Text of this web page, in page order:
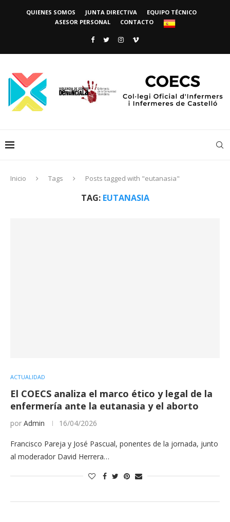
QUIENES SOMOS JUNTA DIRECTIVA
EQUIPO TÉCNICO
ASESOR PERSONAL
CONTACTO
Inicio Tags Posts tagged with "eutanasia"
TAG: EUTANASIA
ACTUALIDAD
El COECS analiza el marco ético y legal de la
enfermería ante la eutanasia y el aborto
por Admin 16/04/2026
Francisco Pareja y José Pascual, ponentes de la jornada, junto
al moderador David Herrera…